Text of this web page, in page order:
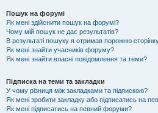
Пошук на форумі
Як мені здійснити пошук на форумі?
Чому мій пошук не дає результатів?
В результаті пошуку я отримав порожню
Як мені знайти учасників форуму?
Як мені знайти власні повідомлення та теми?
Підписка на теми та закладки
У чому різниця між закладками та підпискою?
Як мені зробити закладку або підписатись на
Як мені підписатись на певний форуми?